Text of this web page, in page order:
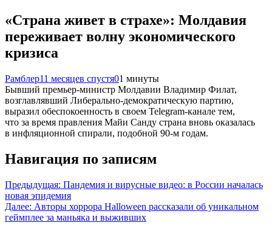
«Страна живет в страхе»: Молдавия
переживает волну экономического
кризиса
Рамблер11 месяцев спустя01 минуты
Бывший премьер-министр Молдавии Владимир Филат,
возглавлявший Либерально-демократическую партию,
выразил обеспокоенность в своем Telegram-канале тем,
что за время правления Майи Санду страна вновь оказалась
в инфляционной спирали, подобной 90-м годам.
Навигация по записям
Предыдущая: Пандемия и вирусные видео: в России началась
новая эпидемия
Далее: Авторы хоррора Halloween рассказали об уникальном
геймплее за маньяка и выживших